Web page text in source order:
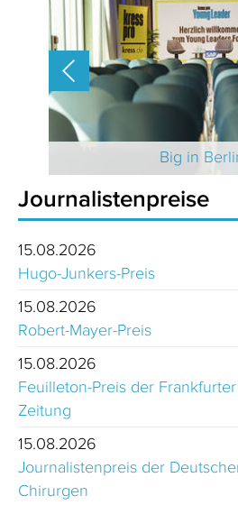
Big in
Journalistenpreise
15.08.2026
Hugo-Junkers-Preis
15.08.2026
Robert-Mayer-Preis
15.08.2026
Feuilleton-Preis der
Zeitung
15.08.2026
Journalistenpreis der
Chirurgen